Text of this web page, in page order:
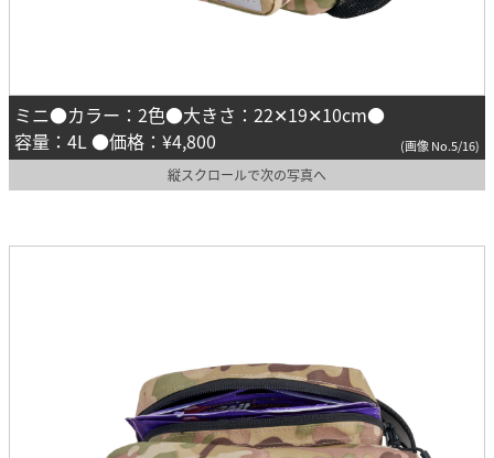
ミニ●カラー：2色●大きさ：22✕19✕10cm●
容量：4L ●価格：¥4,800
(画像 No.5/16)
縦スクロールで次の写真へ